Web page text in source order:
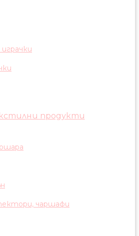
продукти
чаршафи